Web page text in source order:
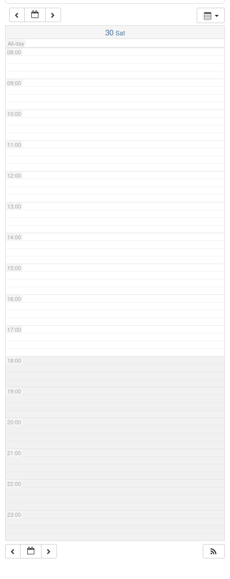
30 Sat
All-day
07:00
08:00
09:00
10:00
11:00
12:00
13:00
14:00
15:00
16:00
17:00
18:00
19:00
20:00
21:00
22:00
23:00